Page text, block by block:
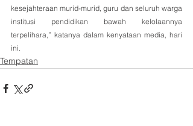
kesejahteraan murid-murid, guru dan seluruh warga
institusi pendidikan bawah kelolaannya
terpelihara,” katanya dalam kenyataan media, hari
ini.
Tempatan